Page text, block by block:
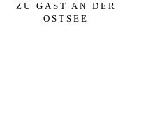
ZU GAST AN DER
OSTSEE